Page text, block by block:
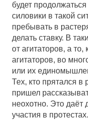
будет
силовики в такой
пребывать в
делать ставку. В
от агитаторов, а
агитаторов, во
или их
Тех, кто прятался в
пришел
неохотно. Это даёт
участия в протестах.